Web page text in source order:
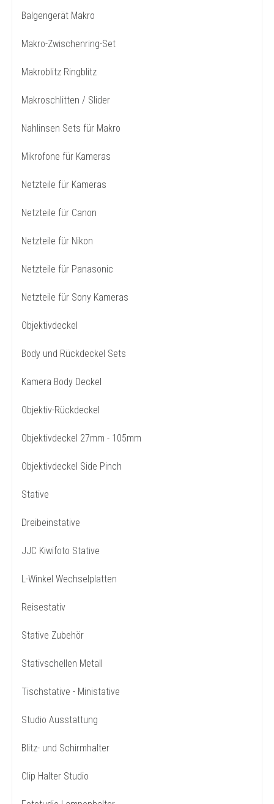
Balgengerät Makro
Makro-Zwischenring-Set
Makroblitz Ringblitz
Makroschlitten / Slider
Nahlinsen Sets für Makro
Mikrofone für Kameras
Netzteile für Kameras
Netzteile für Canon
Netzteile für Nikon
Netzteile für Panasonic
Netzteile für Sony Kameras
Objektivdeckel
Body und Rückdeckel Sets
Kamera Body Deckel
Objektiv-Rückdeckel
Objektivdeckel 27mm - 105mm
Objektivdeckel Side Pinch
Stative
Dreibeinstative
JJC Kiwifoto Stative
L-Winkel Wechselplatten
Reisestativ
Stative Zubehör
Stativschellen Metall
Tischstative - Ministative
Studio Ausstattung
Blitz- und Schirmhalter
Clip Halter Studio